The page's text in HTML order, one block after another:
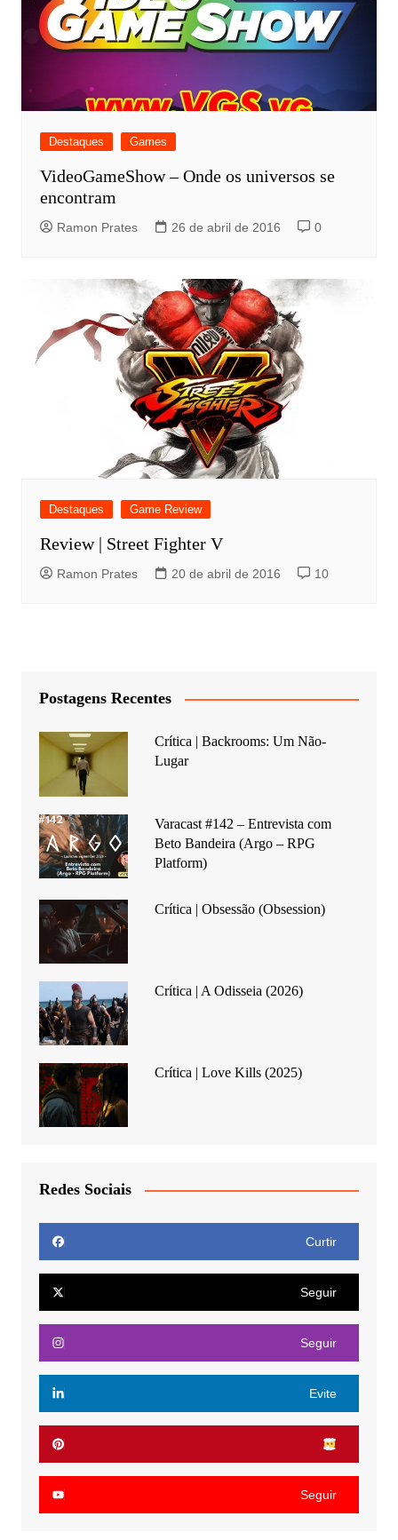
Destaques Games
VideoGameShow – Onde os universos se
encontram
Ramon Prates 26 de abril de 2016 0
Destaques Game Review
Review | Street Fighter V
Ramon Prates 20 de abril de 2016 10
Postagens Recentes
Crítica | Backrooms: Um Não-
Lugar
Varacast #142 – Entrevista com
Beto Bandeira (Argo – RPG
Platform)
Crítica | Obsessão (Obsession)
Crítica | A Odisseia (2026)
Crítica | Love Kills (2025)
Redes Sociais
Curtir
Seguir
Seguir
Evite
Seguir